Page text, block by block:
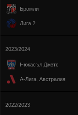
Бромли
Лига 2
2023/2024
Нюкасъл Джетс
А-Лига, Австралия
2022/2023